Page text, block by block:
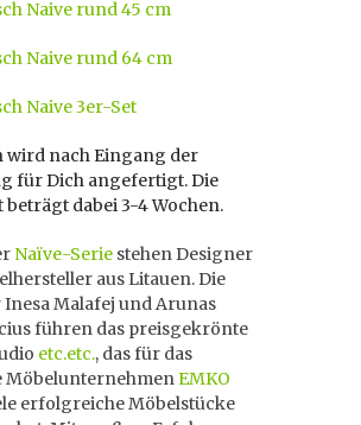
Naive rund 45 cm
Naive rund 64 cm
Naive 3er-Set
wird nach Eingang der
für Dich angefertigt. Die
beträgt dabei 3-4 Wochen.
Naïve-Serie stehen Designer
aus Litauen. Die
Malafej und Arunas
führen das preisgekrönte
etc.etc., das für das
MöbelunternehmenEMKO
erfolgreiche Möbelstücke